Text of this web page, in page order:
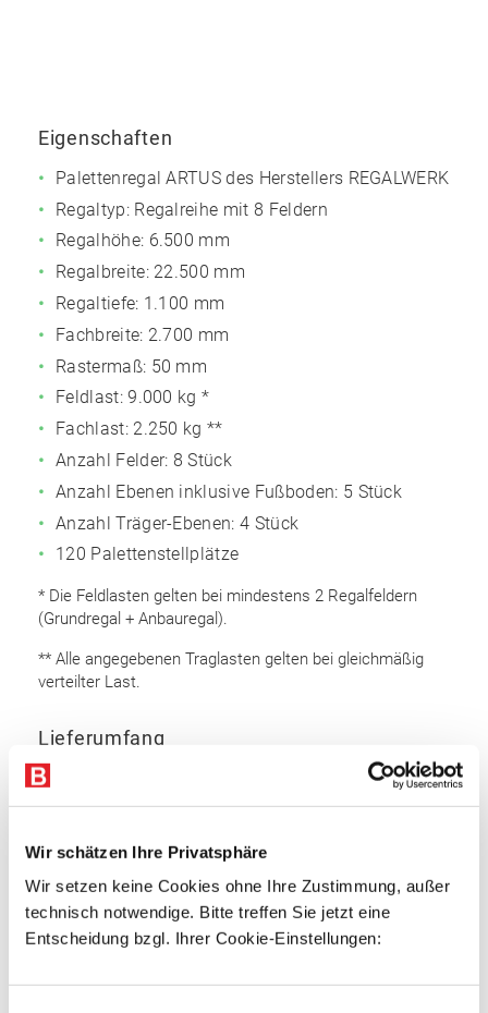
Wir schätzen Ihre Privatsphäre
Wir setzen keine Cookies ohne Ihre Zustimmung, außer
technisch notwendige. Bitte treffen Sie jetzt eine
Entscheidung bzgl. Ihrer Cookie-Einstellungen:
Eigenschaften
Palettenregal ARTUS des Herstellers REGALWERK
Regaltyp: Regalreihe mit 8 Feldern
Regalhöhe: 6.500 mm
Regalbreite: 22.500 mm
Regaltiefe: 1.100 mm
Fachbreite: 2.700 mm
Rastermaß: 50 mm
Feldlast:9.000 kg *
Fachlast: 2.250 kg **
Anzahl Felder: 8 Stück
Anzahl Ebenen inklusive Fußboden: 5 Stück
Anzahl Träger-Ebenen: 4 Stück
120 Palettenstellplätze
* Die Feldlasten gelten bei mindestens 2 Regalfeldern
(Grundregal + Anbauregal).
** Alle angegebenen Traglasten gelten bei gleichmäßig
verteilter Last.
Lieferumfang
Rahmen 6.500 x 1.100 mm (HxT): 9 Stk.
Auflageträger 2.700 mm: 64 Stk.
Bodenanker
Rahmen